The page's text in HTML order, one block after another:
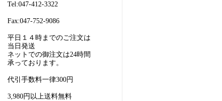
Tel:047-412-3322
Fax:047-752-9086
平日１４時までのご注文は
当日発送
ネットでの御注文は24時間
承っております。
代引手数料一律300円
3,980円以上送料無料